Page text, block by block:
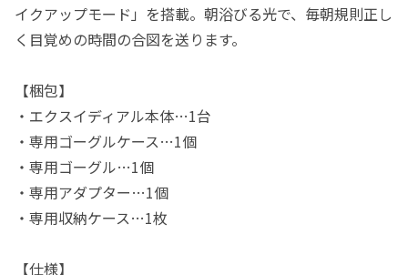
イクアップモード」を搭載。朝浴びる光で、毎朝規則正し
く目覚めの時間の合図を送ります。
【梱包】
・エクスイディアル本体…1台
・専用ゴーグルケース…1個
・専用ゴーグル…1個
・専用アダプター…1個
・専用収納ケース…1枚
【仕様】